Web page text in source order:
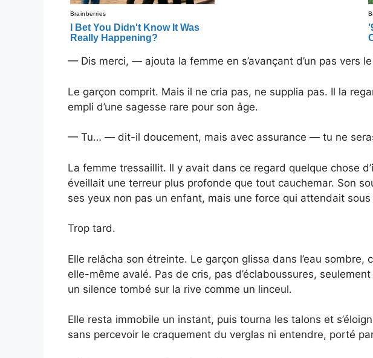
— Dis merci, — ajouta la femme en s’avançant d’un pas vers
Le garçon comprit. Mais il ne cria pas, ne supplia pas. Il la
empli d’une sagesse rare pour son âge.
— Tu… — dit-il doucement, mais avec assurance — tu ne
La femme tressaillit. Il y avait dans ce regard quelque chose
éveillait une terreur plus profonde que tout cauchemar. Son
ses yeux non pas un enfant, mais une force qui attendait sous
Trop tard.
Elle relâcha son étreinte. Le garçon glissa dans l’eau sombre,
elle-même avalé. Pas de cris, pas d’éclaboussures,
un silence tombé sur la rive comme un linceul.
Elle resta immobile un instant, puis tourna les talons et
sans percevoir le craquement du verglas ni entendre, porté